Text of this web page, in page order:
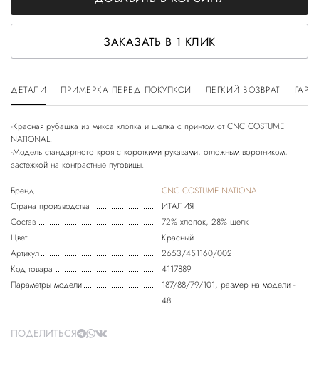
ЗАКАЗАТЬ В 1 КЛИК
ДЕТАЛИ ПРИМЕРКА ПЕРЕД ПОКУПКОЙ ЛЕГКИЙ ВОЗВРАТ
-Красная рубашка из микса хлопка и шелка с принтом от CNC COSTUME
NATIONAL.
-Модель стандартного кроя с короткими рукавами, отложным воротником,
Бренд
CNC COSTUME NATIONAL
Страна производства
ИТАЛИЯ
Состав
72% хлопок, 28% шелк
Цвет
Красный
Артикул
2653/451160/002
Код товара
4117889
Параметры модели
187/88/79/101, размер на модели -
48
ПОДЕЛИТЬСЯ